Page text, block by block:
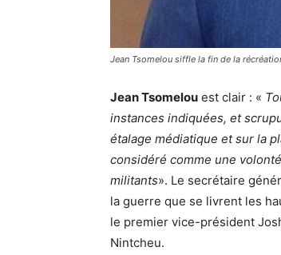
Jean Tsomelou siffle la fin de la
Jean Tsomelou est clair : «
instances indiquées, et
étalage médiatique et sur la
considéré comme une
militants». Le secrétaire
la guerre que se livrent les
le premier vice-président
Nintcheu.